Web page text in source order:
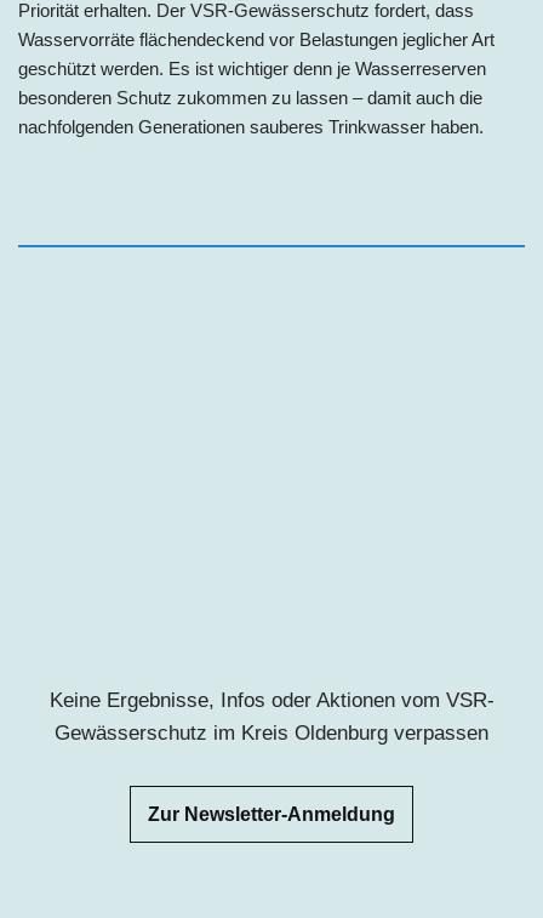
Priorität erhalten. Der VSR-Gewässerschutz fordert, dass
Wasservorräte flächendeckend vor Belastungen jeglicher Art
geschützt werden. Es ist wichtiger denn je Wasserreserven
besonderen Schutz zukommen zu lassen – damit auch die
nachfolgenden Generationen sauberes Trinkwasser haben.
Keine Ergebnisse, Infos oder Aktionen vom VSR-
Gewässerschutz im Kreis Oldenburg verpassen
Zur Newsletter-Anmeldung